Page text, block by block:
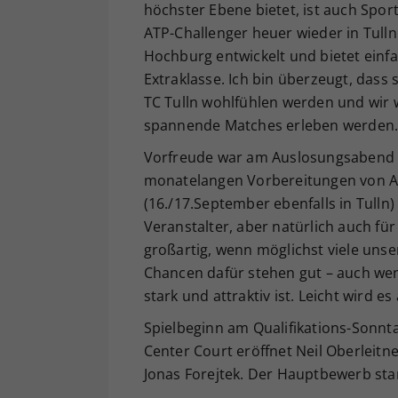
höchster Ebene bietet, ist auch
ATP-Challenger heuer wieder in
Hochburg entwickelt und bietet
Extraklasse. Ich bin überzeugt,
TC Tulln wohlfühlen werden und
spannende Matches erleben
Vorfreude war am
monatelangen Vorbereitungen von
(16./17.September ebenfalls in
Veranstalter, aber natürlich auch
großartig, wenn möglichst viele
Chancen dafür stehen gut – auch
stark und attraktiv ist. Leicht wird es
Spielbeginn am Qualifikations-
Center Court eröffnet Neil
Jonas Forejtek. Der Hauptbewerb